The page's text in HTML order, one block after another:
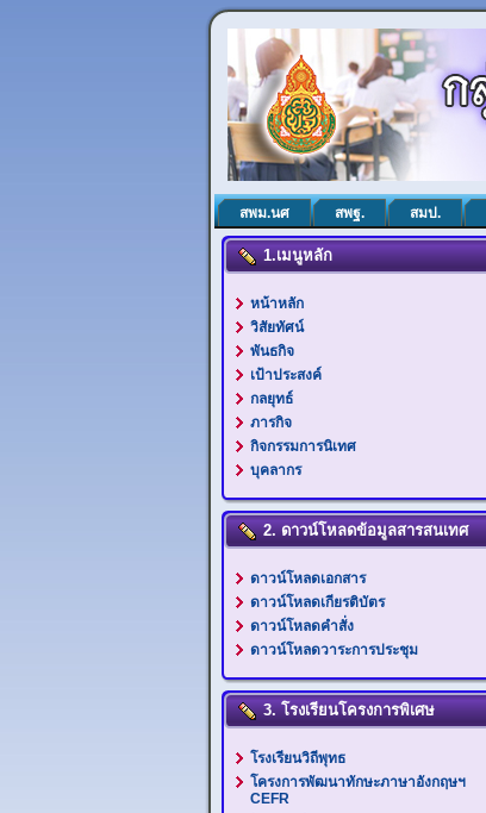
สพม.นศ สพฐ. สมป.
1.เมนูหลัก
หน้าหลัก
วิสัยทัศน์
พันธกิจ
เป้าประสงค์
กลยุทธ์
ภารกิจ
กิจกรรมการนิเทศ
บุคลากร
2. ดาวน์โหลดข้อมูลสารสนเทศ
ดาวน์โหลดเอกสาร
ดาวน์โหลดเกียรติบัตร
ดาวน์โหลดคำสั่ง
ดาวน์โหลดวาระการประชุม
3. โรงเรียนโครงการพิเศษ
โรงเรียนวิถีพุทธ
โครงการพัฒนาทักษะภาษาอังกฤษฯ
CEFR